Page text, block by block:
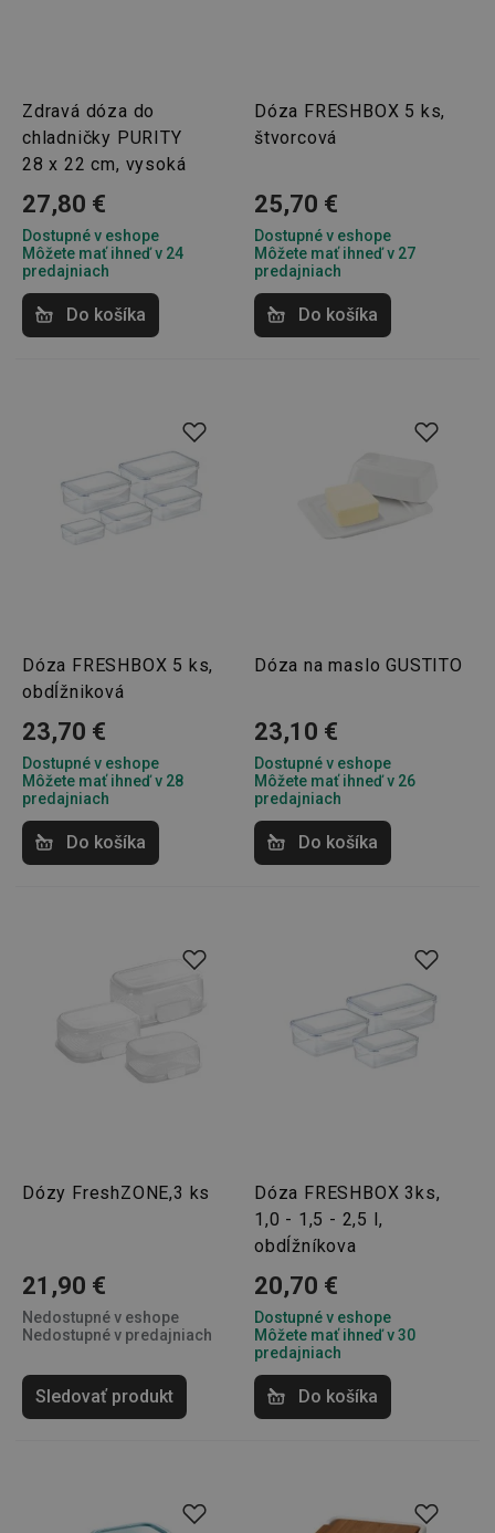
Zdravá dóza do
chladničky PURITY
28 x 22 cm, vysoká
27,80 €
Dostupné v eshope
Môžete mať ihneď v 24
predajniach
Do košíka
Dóza FRESHBOX 5 ks,
štvorcová
25,70 €
Dostupné v eshope
Môžete mať ihneď v 27
predajniach
Do košíka
Dóza FRESHBOX 5 ks,
obdĺžniková
23,70 €
Dostupné v eshope
Môžete mať ihneď v 28
predajniach
Do košíka
Dóza na maslo GUSTITO
23,10 €
Dostupné v eshope
Môžete mať ihneď v 26
predajniach
Do košíka
Dózy FreshZONE,3 ks
21,90 €
Nedostupné v eshope
Nedostupné v predajniach
Sledovať produkt
Dóza FRESHBOX 3ks,
1,0 - 1,5 - 2,5 l,
obdĺžníkova
20,70 €
Dostupné v eshope
Môžete mať ihneď v 30
predajniach
Do košíka